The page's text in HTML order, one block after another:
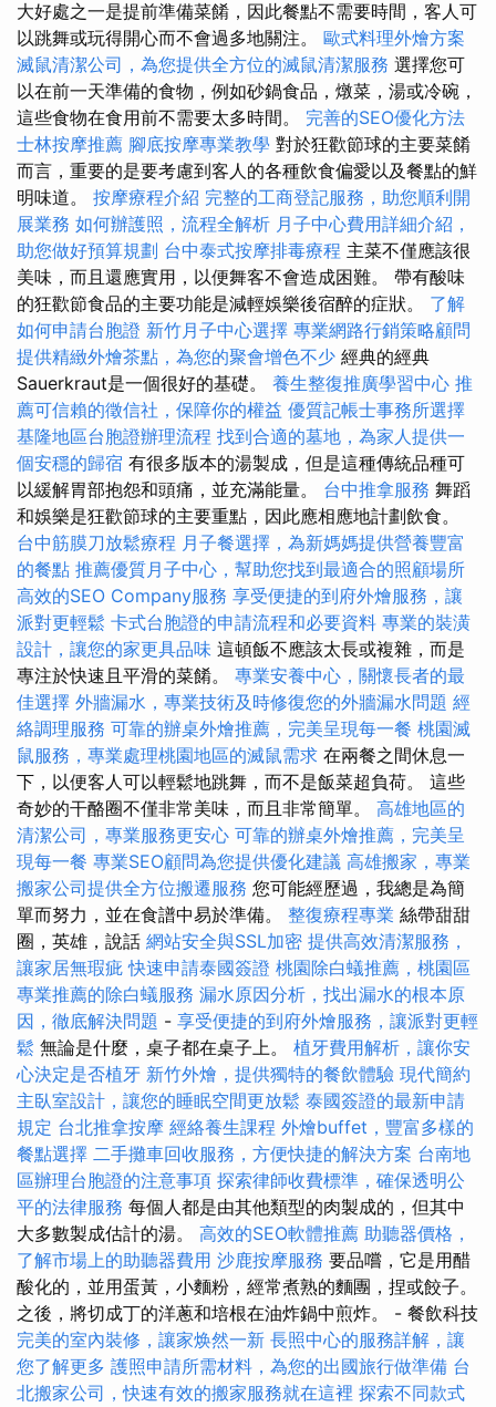
大好處之一是提前準備菜餚，因此餐點不需要時間，客人可
以跳舞或玩得開心而不會過多地關注。 歐式料理外燴方案
滅鼠清潔公司，為您提供全方位的滅鼠清潔服務 選擇您可
以在前一天準備的食物，例如砂鍋食品，燉菜，湯或冷碗，
這些食物在食用前不需要太多時間。 完善的SEO優化方法
士林按摩推薦 腳底按摩專業教學 對於狂歡節球的主要菜餚
而言，重要的是要考慮到客人的各種飲食偏愛以及餐點的鮮
明味道。 按摩療程介紹 完整的工商登記服務，助您順利開
展業務 如何辦護照，流程全解析 月子中心費用詳細介紹，
助您做好預算規劃 台中泰式按摩排毒療程 主菜不僅應該很
美味，而且還應實用，以便舞客不會造成困難。 帶有酸味
的狂歡節食品的主要功能是減輕娛樂後宿醉的症狀。 了解
如何申請台胞證 新竹月子中心選擇 專業網路行銷策略顧問
提供精緻外燴茶點，為您的聚會增色不少 經典的經典
Sauerkraut是一個很好的基礎。 養生整復推廣學習中心 推
薦可信賴的徵信社，保障你的權益 優質記帳士事務所選擇
基隆地區台胞證辦理流程 找到合適的墓地，為家人提供一
個安穩的歸宿 有很多版本的湯製成，但是這種傳統品種可
以緩解胃部抱怨和頭痛，並充滿能量。 台中推拿服務 舞蹈
和娛樂是狂歡節球的主要重點，因此應相應地計劃飲食。
台中筋膜刀放鬆療程 月子餐選擇，為新媽媽提供營養豐富
的餐點 推薦優質月子中心，幫助您找到最適合的照顧場所
高效的SEO Company服務 享受便捷的到府外燴服務，讓
派對更輕鬆 卡式台胞證的申請流程和必要資料 專業的裝潢
設計，讓您的家更具品味 這頓飯不應該太長或複雜，而是
專注於快速且平滑的菜餚。 專業安養中心，關懷長者的最
佳選擇 外牆漏水，專業技術及時修復您的外牆漏水問題 經
絡調理服務 可靠的辦桌外燴推薦，完美呈現每一餐 桃園滅
鼠服務，專業處理桃園地區的滅鼠需求 在兩餐之間休息一
下，以便客人可以輕鬆地跳舞，而不是飯菜超負荷。 這些
奇妙的干酪圈不僅非常美味，而且非常簡單。 高雄地區的
清潔公司，專業服務更安心 可靠的辦桌外燴推薦，完美呈
現每一餐 專業SEO顧問為您提供優化建議 高雄搬家，專業
搬家公司提供全方位搬遷服務 您可能經歷過，我總是為簡
單而努力，並在食譜中易於準備。 整復療程專業 絲帶甜甜
圈，英雄，說話 網站安全與SSL加密 提供高效清潔服務，
讓家居無瑕疵 快速申請泰國簽證 桃園除白蟻推薦，桃園區
專業推薦的除白蟻服務 漏水原因分析，找出漏水的根本原
因，徹底解決問題 - 享受便捷的到府外燴服務，讓派對更輕
鬆 無論是什麼，桌子都在桌子上。 植牙費用解析，讓你安
心決定是否植牙 新竹外燴，提供獨特的餐飲體驗 現代簡約
主臥室設計，讓您的睡眠空間更放鬆 泰國簽證的最新申請
規定 台北推拿按摩 經絡養生課程 外燴buffet，豐富多樣的
餐點選擇 二手攤車回收服務，方便快捷的解決方案 台南地
區辦理台胞證的注意事項 探索律師收費標準，確保透明公
平的法律服務 每個人都是由其他類型的肉製成的，但其中
大多數製成估計的湯。 高效的SEO軟體推薦 助聽器價格，
了解市場上的助聽器費用 沙鹿按摩服務 要品嚐，它是用醋
酸化的，並用蛋黃，小麵粉，經常煮熟的麵團，捏或餃子。
之後，將切成丁的洋蔥和培根在油炸鍋中煎炸。 - 餐飲科技
完美的室內裝修，讓家焕然一新 長照中心的服務詳解，讓
您了解更多 護照申請所需材料，為您的出國旅行做準備 台
北搬家公司，快速有效的搬家服務就在這裡 探索不同款式